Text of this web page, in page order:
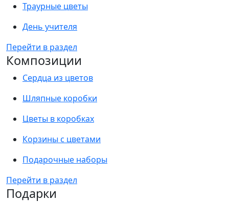
Траурные цветы
День учителя
Перейти в раздел
Композиции
Сердца из цветов
Шляпные коробки
Цветы в коробках
Корзины с цветами
Подарочные наборы
Перейти в раздел
Подарки